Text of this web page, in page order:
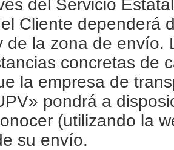
del Servicio
Cliente dependerá
de la zona de envío.
concretas de
la empresa de
pondrá a
(utilizando la
su envío.